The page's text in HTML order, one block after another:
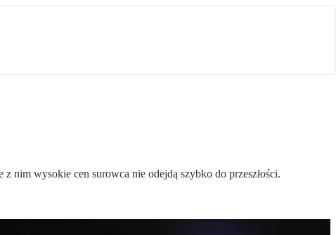
nim wysokie cen surowca nie odejdą szybko do przeszłości.